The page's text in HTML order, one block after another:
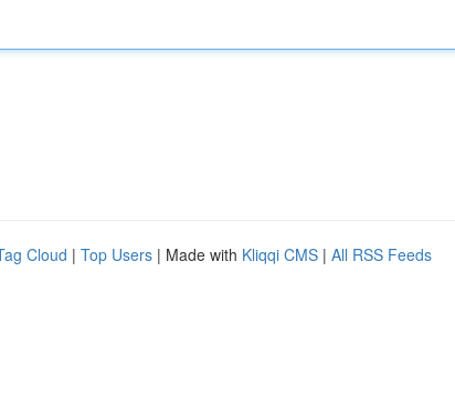
Cloud | Top Users | Made with Kliqqi CMS | All RSS Feeds